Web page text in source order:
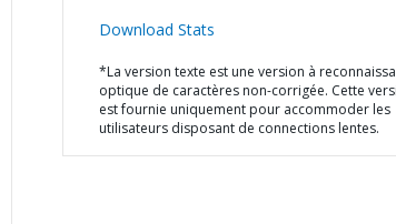
Download Stats
*La version texte est une version à
optique de caractères non-corrigée. Cette
est fournie uniquement pour accommoder les
utilisateurs disposant de connections lentes.